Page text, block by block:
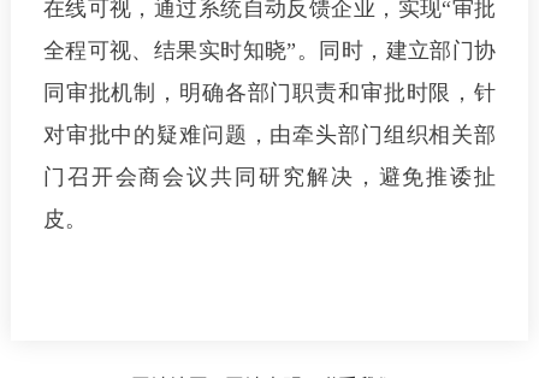
在线可视，通过系统自动反馈企业，实现“审批
全程可视、结果实时知晓”。同时，建立部门协
同审批机制，明确各部门职责和审批时限，针
对审批中的疑难问题，由牵头部门组织相关部
门召开会商会议共同研究解决，避免推诿扯
皮。